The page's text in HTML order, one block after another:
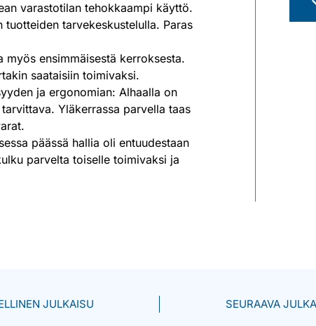
varastotilan tehokkaampi käyttö.
tarvekeskustelulla. Paras
myös ensimmäisestä kerroksesta.
saataisiin toimivaksi.
ja ergonomian: Alhaalla on
Yläkerrassa parvella taas
päässä hallia oli entuudestaan
parvelta toiselle toimivaksi ja
JULKAISU SEURAAVA